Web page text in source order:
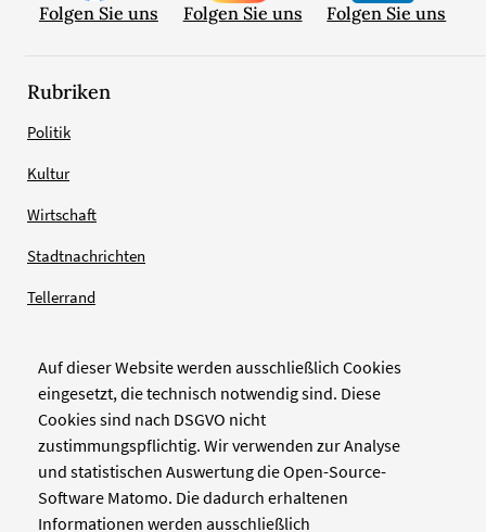
Auf dieser Website werden ausschließlich Cookies
eingesetzt, die technisch notwendig sind. Diese
Cookies sind nach DSGVO nicht
zustimmungspflichtig. Wir verwenden zur Analyse
und statistischen Auswertung die Open-Source-
Software Matomo. Die dadurch erhaltenen
Informationen werden ausschließlich
Folgen Sie uns Folgen Sie uns Folgen Sie uns
Rubriken
Politik
Kultur
Wirtschaft
Stadtnachrichten
Tellerrand
Verlag
Pinienstraße 2
40233 Düsseldorf
www.zellwerk.com